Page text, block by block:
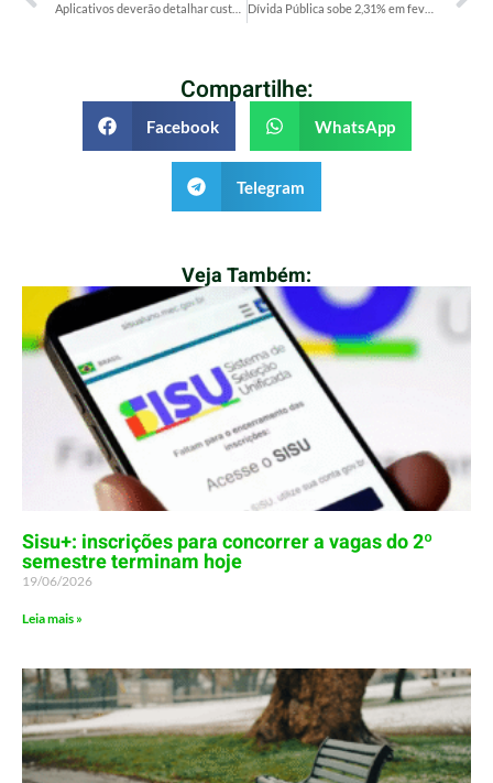
Dívida Pública sobe 2,31% em fevereiro e supera R$ 8,8 trilhões
Compartilhe:
Facebook WhatsApp
Telegram
Veja Também:
Sisu+: inscrições para concorrer a vagas do 2º
semestre terminam hoje
19/06/2026
Leia mais »